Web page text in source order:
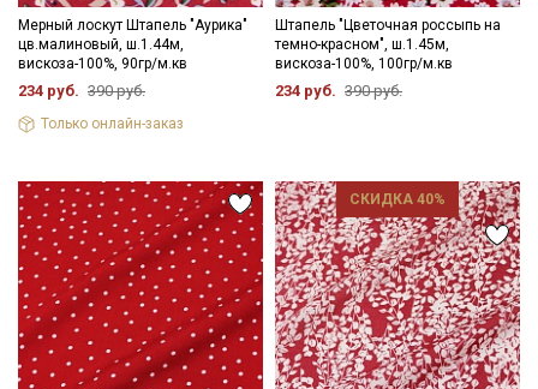
Мерный лоскут Штапель "Аурика"
цв.малиновый, ш.1.44м,
вискоза-100%, 90гр/м.кв
234 руб. 390 руб.
Только онлайн-заказ
Штапель "Цветочная россыпь на
темно-красном", ш.1.45м,
вискоза-100%, 100гр/м.кв
234 руб. 390 руб.
СКИДКА 40%